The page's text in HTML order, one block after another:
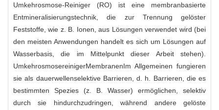
Umkehrosmose-Reiniger (RO) ist eine membranbasierte
Entmineralisierungstechnik, die zur Trennung gelöster
Feststoffe, wie z. B. Ionen, aus Lösungen verwendet wird (bei
den meisten Anwendungen handelt es sich um Lösungen auf
Wasserbasis, die im Mittelpunkt dieser Arbeit stehen).
UmkehrosmosereinigerMembranenIm Allgemeinen fungieren
sie als dauerwellenselektive Barrieren, d. h. Barrieren, die es
bestimmten Spezies (z. B. Wasser) ermöglichen, selektiv
durch sie hindurchzudringen, während andere gelöste